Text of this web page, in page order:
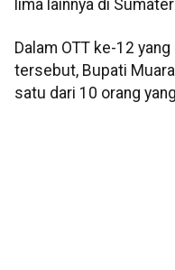
lima lainnya di
Dalam OTT ke-12
tersebut, Bupati
satu dari 10 orang